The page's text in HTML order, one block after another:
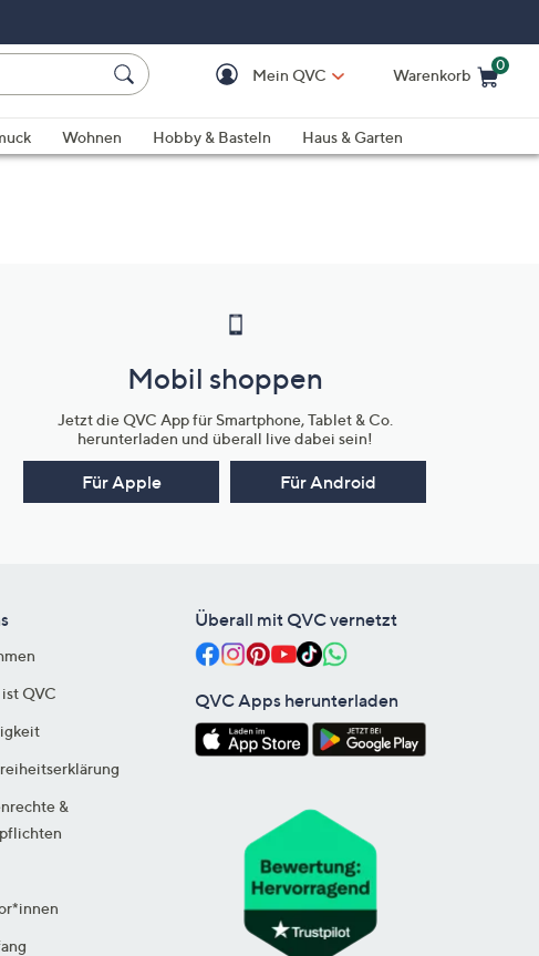
Mein QVC Warenkorb
0
Wohnen Hobby & Basteln
Haus & Garten
Mobil shoppen
Jetzt die QVC App für Smartphone, Tablet & Co.
herunterladen und überall live dabei sein!
Für Apple Für Android
QVC
&
Überall mit QVC vernetzt
QVC Apps herunterladen